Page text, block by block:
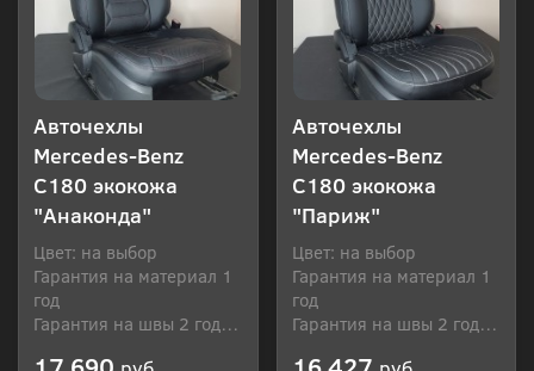
Авточехлы
Mercedes-Benz
C180 экокожа
"Анаконда"
Цвет: на выбор
Гарантия на материал 1
год
Гарантия на швы 2 года
Авточехлы
Mercedes-Benz
C180 экокожа
"Париж"
Цвет: на выбор
Гарантия на материал 1
год
Гарантия на швы 2 года